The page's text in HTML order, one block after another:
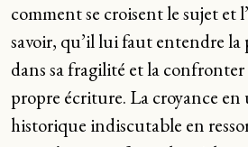
comment se croisent le sujet et
savoir, qu’il lui faut entendre
dans sa fragilité et la confronter
propre écriture. La croyance en
historique indiscutable en